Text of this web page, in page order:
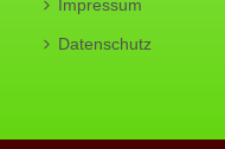
Impressum
Datenschutz